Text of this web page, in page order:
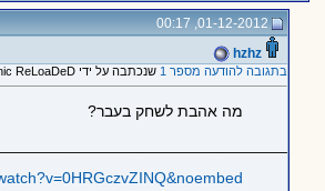
01-12-2012, 00:17
hzhz
בתגובה להודעה מספר 1
שנכתבה על ידי Sonic ReLoaDeD שמתחילה ב "צריך כמה המלצות למשחקים D: (תוכן ההודעה יהיה קצת יותר מובן)"
מה אהבת לשחק בעבר?